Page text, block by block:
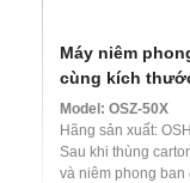
Máy niêm
cùng kích
Model: OSZ-50X
Hãng sản xuất:
Sau khi thùng
và niêm phong ban